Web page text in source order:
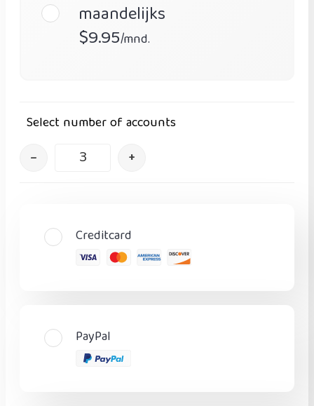
maandelijks
$9.95/mnd.
Select number of accounts
– +
Creditcard
PayPal